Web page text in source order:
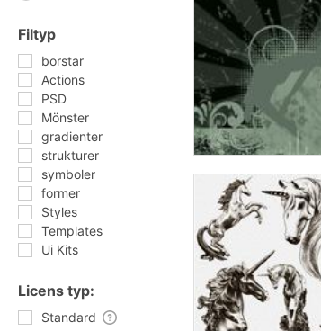
Filtyp
borstar
Actions
PSD
Mönster
gradienter
strukturer
symboler
former
Styles
Templates
Ui Kits
Licens typ:
Standard